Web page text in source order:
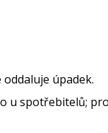
úpadek.
u spotřebitelů;